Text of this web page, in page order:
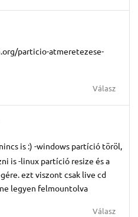
particio-atmeretezese-
Válasz
is :) -windows partíció töröl,
is -linux partíció resize és a
ezt viszont csak live cd
legyen felmountolva
Válasz